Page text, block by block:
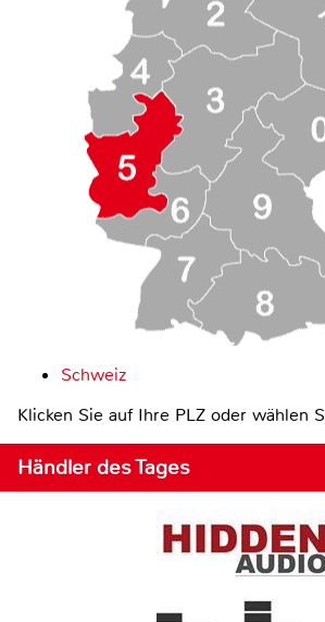
Schweiz
Klicken Sie auf Ihre PLZ oder wählen
Händler des Tages